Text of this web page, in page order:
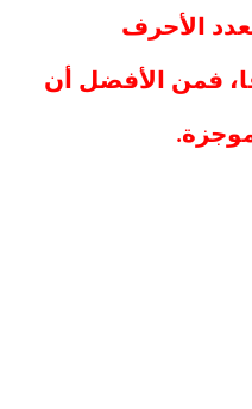
الأحرف
به هو 160 حرفًا، فمن الأفضل أن